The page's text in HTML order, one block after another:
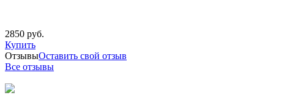
2850 руб.
Купить
ОтзывыОставить свой отзыв
Все отзывы